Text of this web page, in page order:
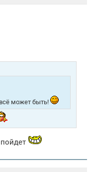
может быть!